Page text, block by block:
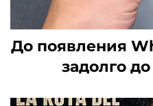
До появления
задолго